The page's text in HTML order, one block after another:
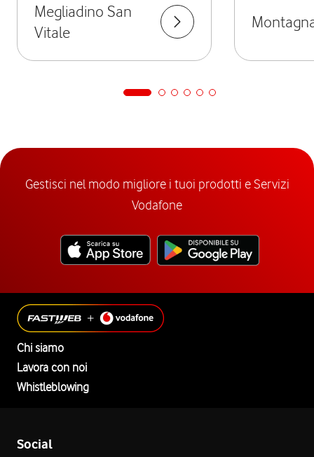
Megliadino San
Vitale
Gestisci nel modo migliore i tuoi prodotti e Servizi
Vodafone
Chi siamo
Lavora con noi
Whistleblowing
Social